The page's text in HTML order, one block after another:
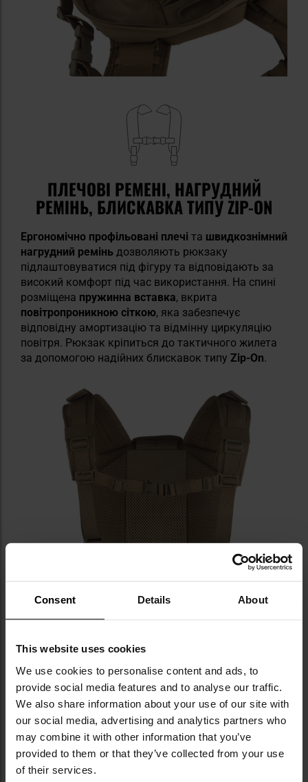
Consent Details About
This website uses cookies
We use cookies to personalise content and ads, to
provide social media features and to analyse our traffic.
We also share information about your use of our site with
our social media, advertising and analytics partners who
may combine it with other information that you’ve
provided to them or that they’ve collected from your use
of their services.
ПЛЕЧОВІ РЕМЕНІ, НАГРУДНИЙ
РЕМІНЬ, БЛИСКАВКА ТИПУ ZIP-ON
Ергономічно профільовані плечі та швидкознімний
нагрудний ремінь дозволяють рюкзаку
підлаштовуватися під фігуру та відповідають за
високий комфорт під час використання. На спині
розміщена пружинна вставка, вкрита
повітропроникною сіткою, яка забезпечує
відповідну амортизацію та відмінну циркуляцію
повітря. Рюкзак кріпиться до тактичного жилета
за допомогою надійних блискавок типу Zip-On.
КЛЮЧОВІ ХАРАКТЕРИСТИКИ